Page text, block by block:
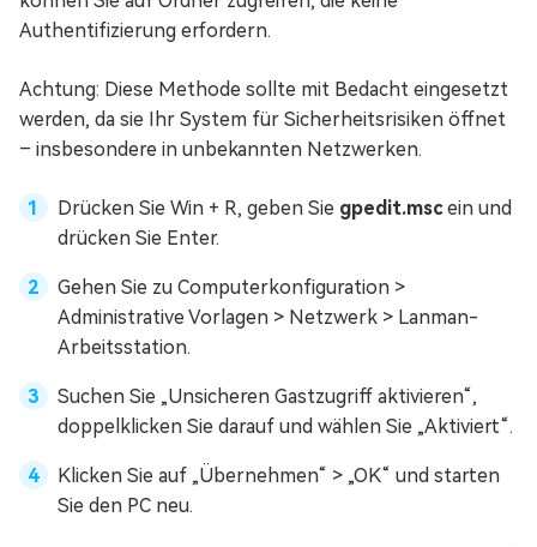
Authentifizierung erfordern.
Achtung: Diese Methode sollte mit Bedacht eingesetzt
werden, da sie Ihr System für Sicherheitsrisiken öffnet
– insbesondere in unbekannten Netzwerken.
Drücken Sie Win + R, geben Sie gpedit.mscein und
drücken Sie Enter.
Gehen Sie zu Computerkonfiguration >
Administrative Vorlagen > Netzwerk > Lanman-
Arbeitsstation.
Suchen Sie „Unsicheren Gastzugriff aktivieren“,
doppelklicken Sie darauf und wählen Sie „Aktiviert“.
Klicken Sie auf „Übernehmen“ > „OK“ und starten
Sie den PC neu.